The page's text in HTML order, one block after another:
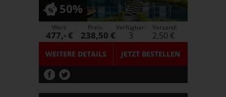
50%
WEITERE DETAILS JETZTBESTELLEN
Wert:
477,- €
Preis:
238,50 €
Verfügbar:
3
Versand:
2,50 €